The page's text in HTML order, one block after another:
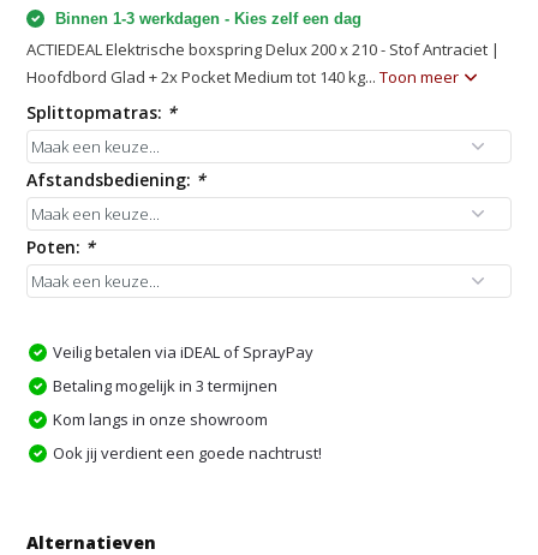
Binnen 1-3 werkdagen - Kies zelf een dag
ACTIEDEAL Elektrische boxspring Delux 200 x 210 - Stof Antraciet |
Hoofdbord Glad + 2x Pocket Medium tot 140 kg...Toon meer
Splittopmatras: *
Afstandsbediening: *
Poten: *
Veilig betalen via iDEAL of SprayPay
Betaling mogelijk in 3 termijnen
Kom langs in onze showroom
Ook jij verdient een goede nachtrust!
Alternatieven